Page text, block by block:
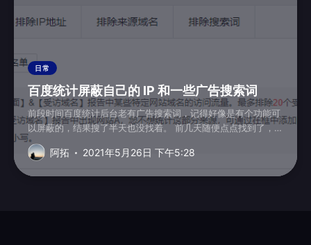
日常
百度统计屏蔽自己的 IP 和一些广告搜索词
前段时间百度统计后台老有广告搜索词，记得好像是有个功能可
以屏蔽的，结果搜了半天也没找着。 前几天随便点点找到了，在
百度统计的管理界...
阿拓 2021年5月26日 下午5:28